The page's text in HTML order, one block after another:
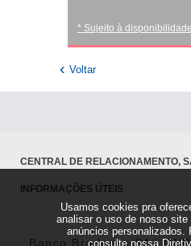
* Sujeito à disponibilidade
Voltar
Usamos cookies pra
analisar o uso de nosso
anúncios personalizados.
consulte nossa
CENTRAL DE RELACIONAMENTO,
INFORMAÇÕES ÚTEIS
Banco Bradesco SA |